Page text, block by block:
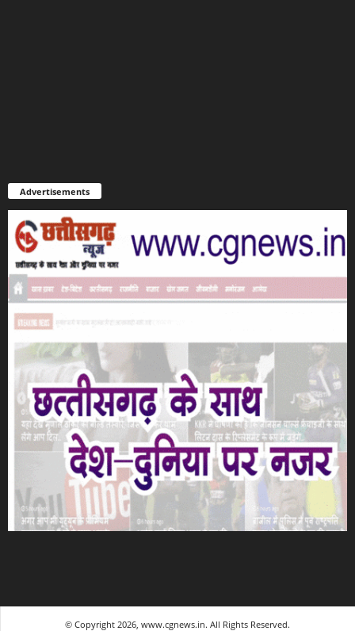
Advertisements
© Copyright 2026, www.cgnews.in. All Rights Reserved.